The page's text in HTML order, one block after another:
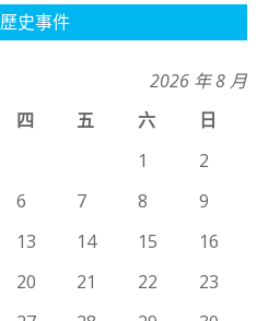
歷史事件
2026 年 8 月
四 五 六
日
1
2
6 7 8
9
13 14 15
16
20 21 22
23